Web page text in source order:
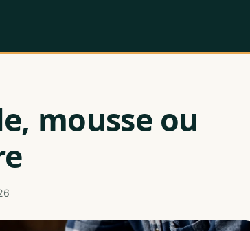
mousse ou